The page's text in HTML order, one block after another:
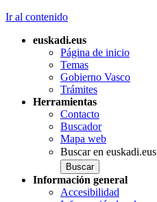
Ir al contenido
euskadi.eus
Página de inicio
Temas
Gobierno Vasco
Trámites
Herramientas
Contacto
Buscador
Mapa web
Buscar en euskadi.eus
Información general
Accesibilidad